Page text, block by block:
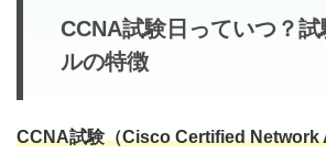
CCNA試験日っていつ？
ルの特徴
CCNA試験（Cisco Certified Network